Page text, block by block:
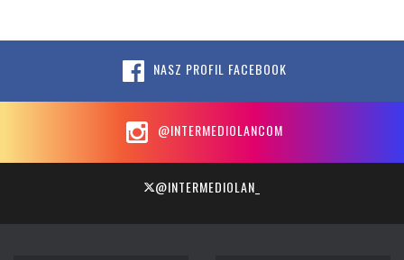
NASZ PROFIL FACEBOOK
@INTERMEDIOLANCOM
@INTERMEDIOLAN_